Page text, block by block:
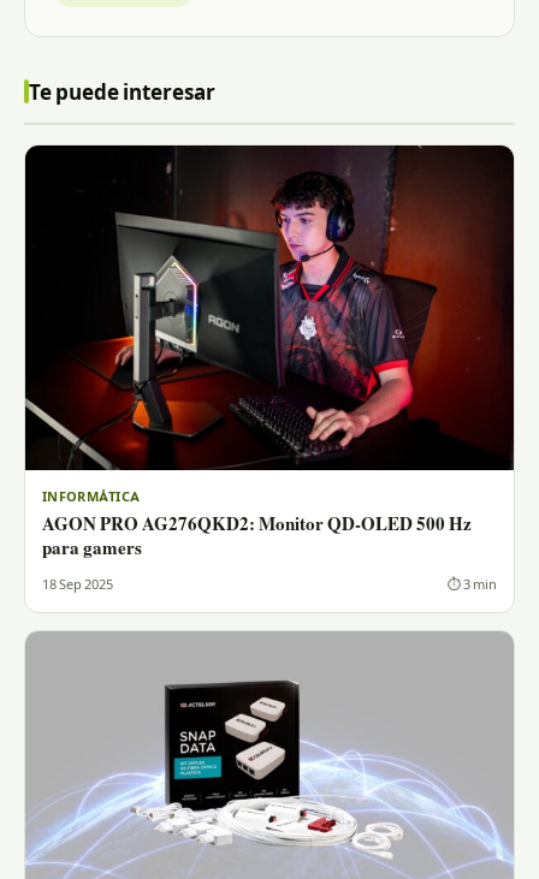
Te puede interesar
INFORMÁTICA
AGON PRO AG276QKD2: Monitor QD-OLED 500 Hz
para gamers
18 Sep 2025 ⏱ 3 min